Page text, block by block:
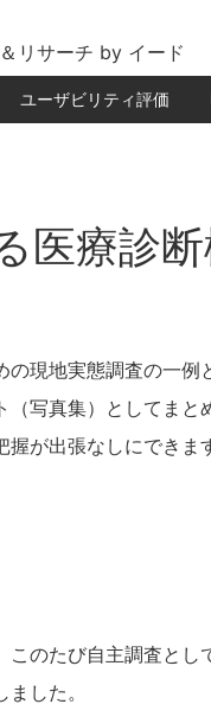
リサーチ by イード
ユーザビリティ評価
医療診
の現地実態調査の一
（写真集）としてま
が出張なしにできま
のたび自主調査と
した。